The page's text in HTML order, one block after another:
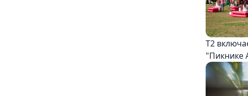
Т2
"Пикнике